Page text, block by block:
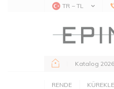
TR − TL
Katalog 2026
RENDE